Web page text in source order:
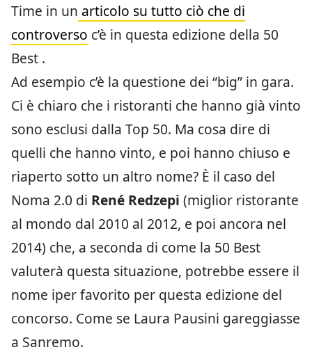
Time in un articolo su tutto ciò che di
controverso c’è in questa edizione della 50
Best .
Ad esempio c’è la questione dei “big” in gara.
Ci è chiaro che i ristoranti che hanno già vinto
sono esclusi dalla Top 50. Ma cosa dire di
quelli che hanno vinto, e poi hanno chiuso e
riaperto sotto un altro nome? È il caso del
Noma 2.0 di René Redzepi (miglior ristorante
al mondo dal 2010 al 2012, e poi ancora nel
2014) che, a seconda di come la 50 Best
valuterà questa situazione, potrebbe essere il
nome iper favorito per questa edizione del
concorso. Come se Laura Pausini gareggiasse
a Sanremo.